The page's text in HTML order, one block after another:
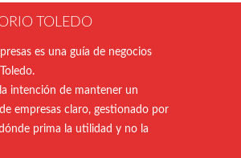
TOLEDO
es una guía de negocios
intención de mantener un
empresas claro, gestionado por
prima la utilidad y no la